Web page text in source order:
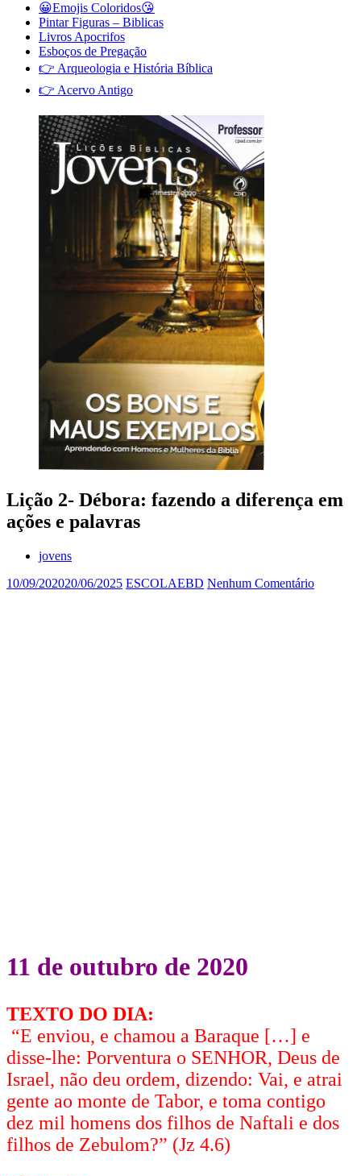
😀Emojis Coloridos😘
Pintar Figuras – Biblicas
Livros Apocrifos
Esboços de Pregação
👉 Arqueologia e História Bíblica
👉 Acervo Antigo
Lição 2- Débora: fazendo a diferença em
ações e palavras
jovens
10/09/202020/06/2025 ESCOLAEBD Nenhum Comentário
11 de outubro de 2020
TEXTO DO DIA:
“E enviou, e chamou a Baraque […] e
disse-lhe: Porventura o SENHOR, Deus de
Israel, não deu ordem, dizendo: Vai, e atrai
gente ao monte de Tabor, e toma contigo
dez mil homens dos filhos de Naftali e dos
filhos de Zebulom?” (Jz 4.6)